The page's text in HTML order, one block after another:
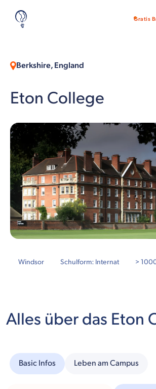
Gratis
Berkshire, England
Eton College
Windsor Schulform: Internat >
Alles über das Eton
Basic Infos Leben am Campus